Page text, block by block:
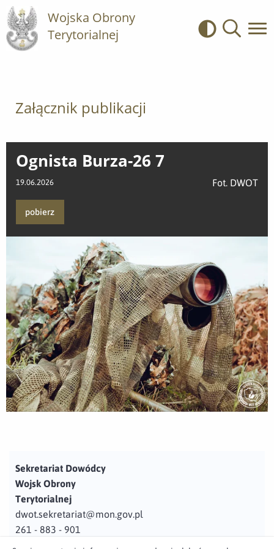
Wojska Obrony
Terytorialnej
Kontrast
Załącznik publikacji
Ognista Burza-26 7
19.06.2026 Fot. DWOT
pobierz
Sekretariat Dowódcy
Wojsk Obrony
Terytorialnej
dwot.sekretariat@mon.gov.pl
261 - 883 - 901